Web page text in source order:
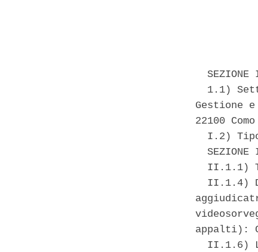
SEZIONE
1.1)
Gestione
22100 Como
I.2)
SEZIONE
II.1.1)
II.1.4)
appalti):
II.1.6)